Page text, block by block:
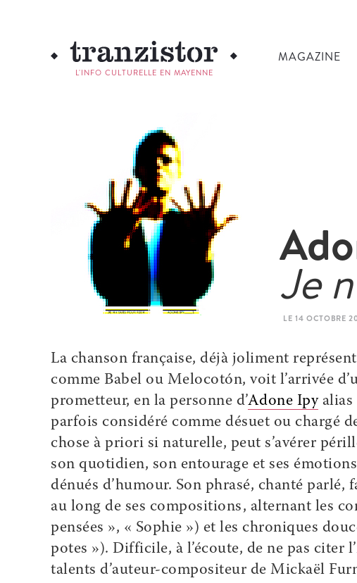
L'INFO CULTURELLE EN MAYENNE
MAGAZINE
Je
LE 14 OCTOBRE
La chanson française, déjà joliment
comme Babel ou Melocotón, voit l’arrivée
prometteur, en la personne d’Adone Ipyalias
parfois considéré comme désuet ou chargé
chose à priori si naturelle, peut s’avérer
son quotidien, son entourage et ses
dénués d’humour. Son phrasé, chanté
au long de ses compositions, alternant les
pensées », « Sophie ») et les chroniques
potes »). Difficile, à l’écoute, de ne pas citer
talents d’auteur-compositeur de Mickaël